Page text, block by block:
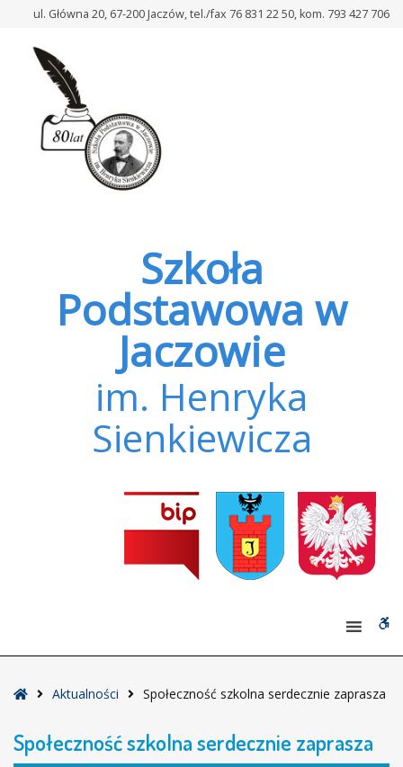
szkolna
serdecznie
ul. Główna 20, 67-200 Jaczów, tel./fax 76 831 22 50, kom. 793 427 706
Szkoła
Podstawowa w
Jaczowie
im. Henryka
Sienkiewicza
StronaAktualności Społeczność szkolna serdecznie zaprasza
Społeczność szkolna serdecznie zaprasza